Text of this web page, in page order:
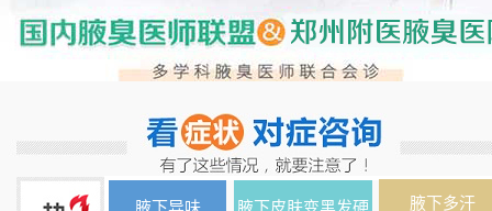
腋下异味 腋下皮肤变黑发硬 腋下多汗